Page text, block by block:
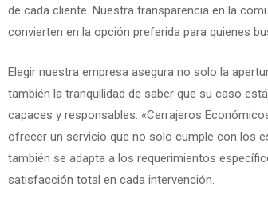
de cada cliente. Nuestra transparencia en la
convierten en la opción preferida para quienes
Elegir nuestra empresa asegura no solo la
también la tranquilidad de saber que su caso
capaces y responsables. «Cerrajeros
ofrecer un servicio que no solo cumple con los
también se adapta a los requerimientos
satisfacción total en cada intervención.